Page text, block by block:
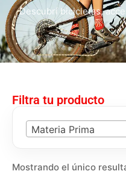
Descubrí bicicletas,
Filtra tu producto
Materia Prima
Mostrando el único